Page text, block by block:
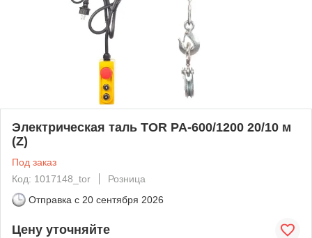
Электрическая таль TOR PA-600/1200 20/10 м
(Z)
Под заказ
Код: 1017148_tor
Розница
Отправка с 20 сентября 2026
Цену уточняйте